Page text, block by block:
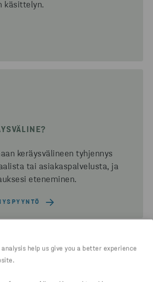
help us give you a better experience
käsittelyn.
keräysvälineen tyhjennys
tai asiakaspalvelusta, ja
eteneminen.